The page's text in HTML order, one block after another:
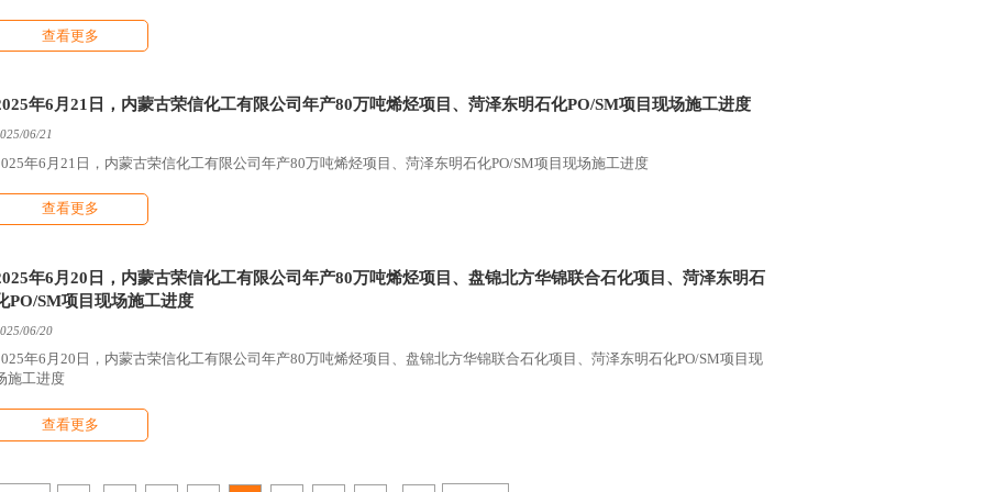
查看更多
年6月21日，内蒙古荣信化工有限公司年产80万吨烯烃项目、菏泽东明石化PO/SM项目现场施工进度
06/21
年6月21日，内蒙古荣信化工有限公司年产80万吨烯烃项目、菏泽东明石化PO/SM项目现场施工进度
查看更多
年6月20日，内蒙古荣信化工有限公司年产80万吨烯烃项目、盘锦北方华锦联合石化项目、菏泽东明石
PO/SM项目现场施工进度
06/20
年6月20日，内蒙古荣信化工有限公司年产80万吨烯烃项目、盘锦北方华锦联合石化项目、菏泽东明石化PO/SM项目现
施工进度
查看更多